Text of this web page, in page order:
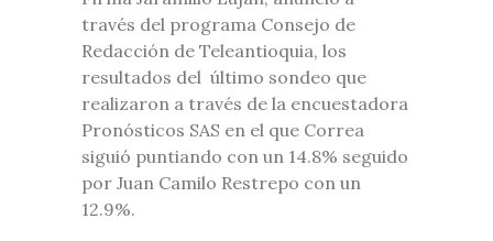
través del programa Consejo de
Redacción de Teleantioquia, los
resultados del último sondeo que
realizaron a través de la encuestadora
Pronósticos SAS en el que Correa
siguió puntiando con un 14.8% seguido
por Juan Camilo Restrepo con un
12.9%.